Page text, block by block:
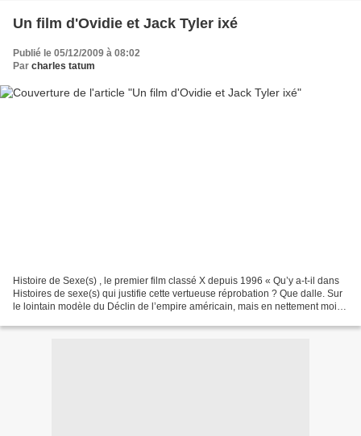
Un film d'Ovidie et Jack Tyler ixé
Publié le 05/12/2009 à 08:02
Par charles tatum
Histoire de Sexe(s) , le premier film classé X depuis 1996 « Qu’y a-t-il dans
Histoires de sexe(s) qui justifie cette vertueuse réprobation ? Que dalle. Sur
le lointain modèle du Déclin de l’empire américain, mais en nettement moins